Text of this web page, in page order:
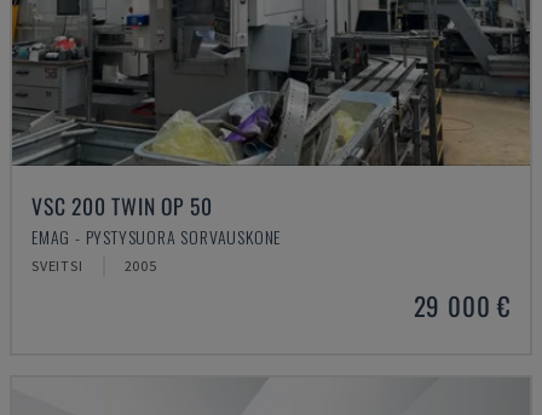
VSC 200 TWIN OP 50
EMAG - PYSTYSUORA SORVAUSKONE
SVEITSI 2005
29 000 €